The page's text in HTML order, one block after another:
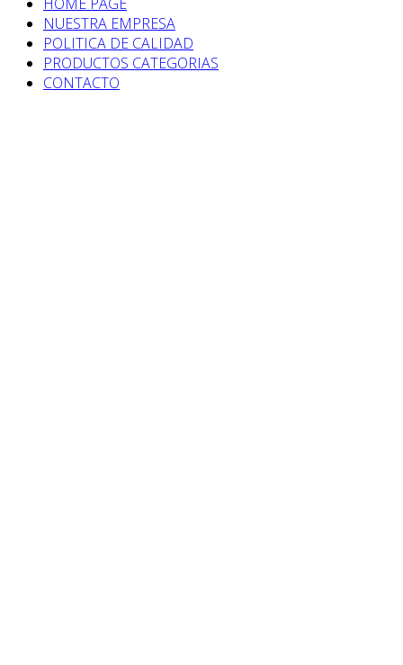
NUESTRA EMPRESA
POLITICA DE CALIDAD
PRODUCTOS CATEGORIAS
CONTACTO